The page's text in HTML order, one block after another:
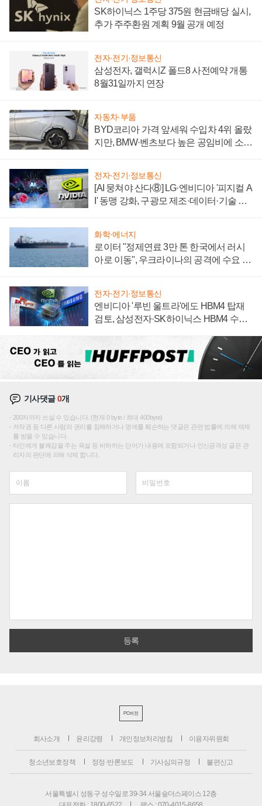
SK하이닉스 1주당 375원 현금배당 실시,
추가 주주환원 계획 9월 공개 예정
전자·전기·정보통신
삼성전자, 갤럭시Z 폴드8 사전예약 개통
8월31일까지 연장
자동차·부품
BYD코리아 가격 앞세워 수입차 4위 올랐
지만, BMW·벤츠보다 높은 공임비에 소비
전자·전기·정보통신
[AI 뭉쳐야 산다⑧] LG·엔비디아 '피지컬 A
I' 동맹 강화, 구광모 제조·데이터·기술 결
화학·에너지
로이터 "정제연료 3만 톤 한국에서 러시
아로 이동", 우크라이나의 공격에 수요 늘
전자·전기·정보통신
엔비디아 '루빈 울트라'에도 HBM4 탑재
검토, 삼성전자·SK하이닉스 HBM4 수율
기사댓글0개
200자까지 쓰실 수 있습니다. (현재 0 byte / 최대 400byte)
저작권 등 다른 사람의 권리를 침해하거나 명예를 훼손하는 댓글은 관련 법률에 의해 제재
를 받을 수 있습니다.
타인에게 불쾌감을 주는 욕설 등 비하하는 단어가 내용에 포함되거나 인신공격성 글은 관
리자의 판단에 의해 삭제 합니다.
PC버전
회사소개 윤리강령 개인정보처리방침 이용자위원회
청소년보호정책 정정·반론보도 기사심의규정 불편신고
서울특별시 성동구 성수일로 39-34 서울숲더스페이스 12층